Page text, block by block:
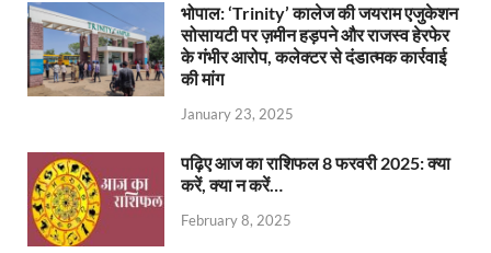
भोपाल: ‘Trinity’ कालेज की जयराम एजुकेशन
सोसायटी पर ज़मीन हड़पने और राजस्व हेरफेर
के गंभीर आरोप, कलेक्टर से दंडात्मक कार्रवाई
की मांग
January 23, 2025
पढ़िए आज का राशिफल 8 फरवरी 2025: क्या
करें, क्या न करें…
February 8, 2025